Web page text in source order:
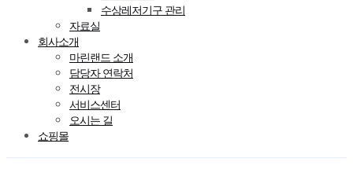
수상레저기구 관리
자료실
회사소개
마린랜드 소개
담당자 연락처
전시장
서비스센터
오시는 길
쇼핑몰